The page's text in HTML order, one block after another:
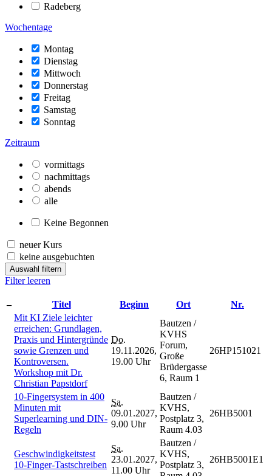
Radeberg
Wochentage
Montag
Dienstag
Mittwoch
Donnerstag
Freitag
Samstag
Sonntag
Zeitraum
vormittags
nachmittags
abends
alle
Keine Begonnen
neuer Kurs
keine ausgebuchten
Auswahl filtern
Filter leeren
– Titel Beginn Ort
Nr.
Mit KI Ziele leichter
erreichen: Grundlagen,
Praxis und Hintergründe
sowie Grenzen und
Kontroversen.
Workshop mit Dr.
Christian Papstdorf
Do.
19.11.2026,
19.00 Uhr
Bautzen /
KVHS
Forum,
Große
Brüdergasse
6, Raum 1
26HP151021
10-Fingersystem in 400
Minuten mit
Superlearning und DIN-
Regeln
Sa.
09.01.2027,
9.00 Uhr
Bautzen /
KVHS,
Postplatz 3,
Raum 4.03
26HB5001
Geschwindigkeitstest
10-Finger-Tastschreiben
Sa.
23.01.2027,
11.00 Uhr
Bautzen /
KVHS,
Postplatz 3,
26HB5001E1